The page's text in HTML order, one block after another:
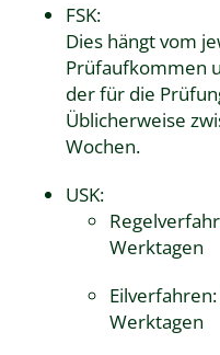
FSK:
Dies hängt vom
Prüfaufkommen
der für die
Üblicherweise
Wochen.
USK:
Werktagen
Werktagen